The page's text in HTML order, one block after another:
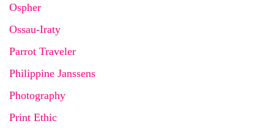
Ospher
Ossau-Iraty
Parrot Traveler
Philippine Janssens
Photography
Print Ethic